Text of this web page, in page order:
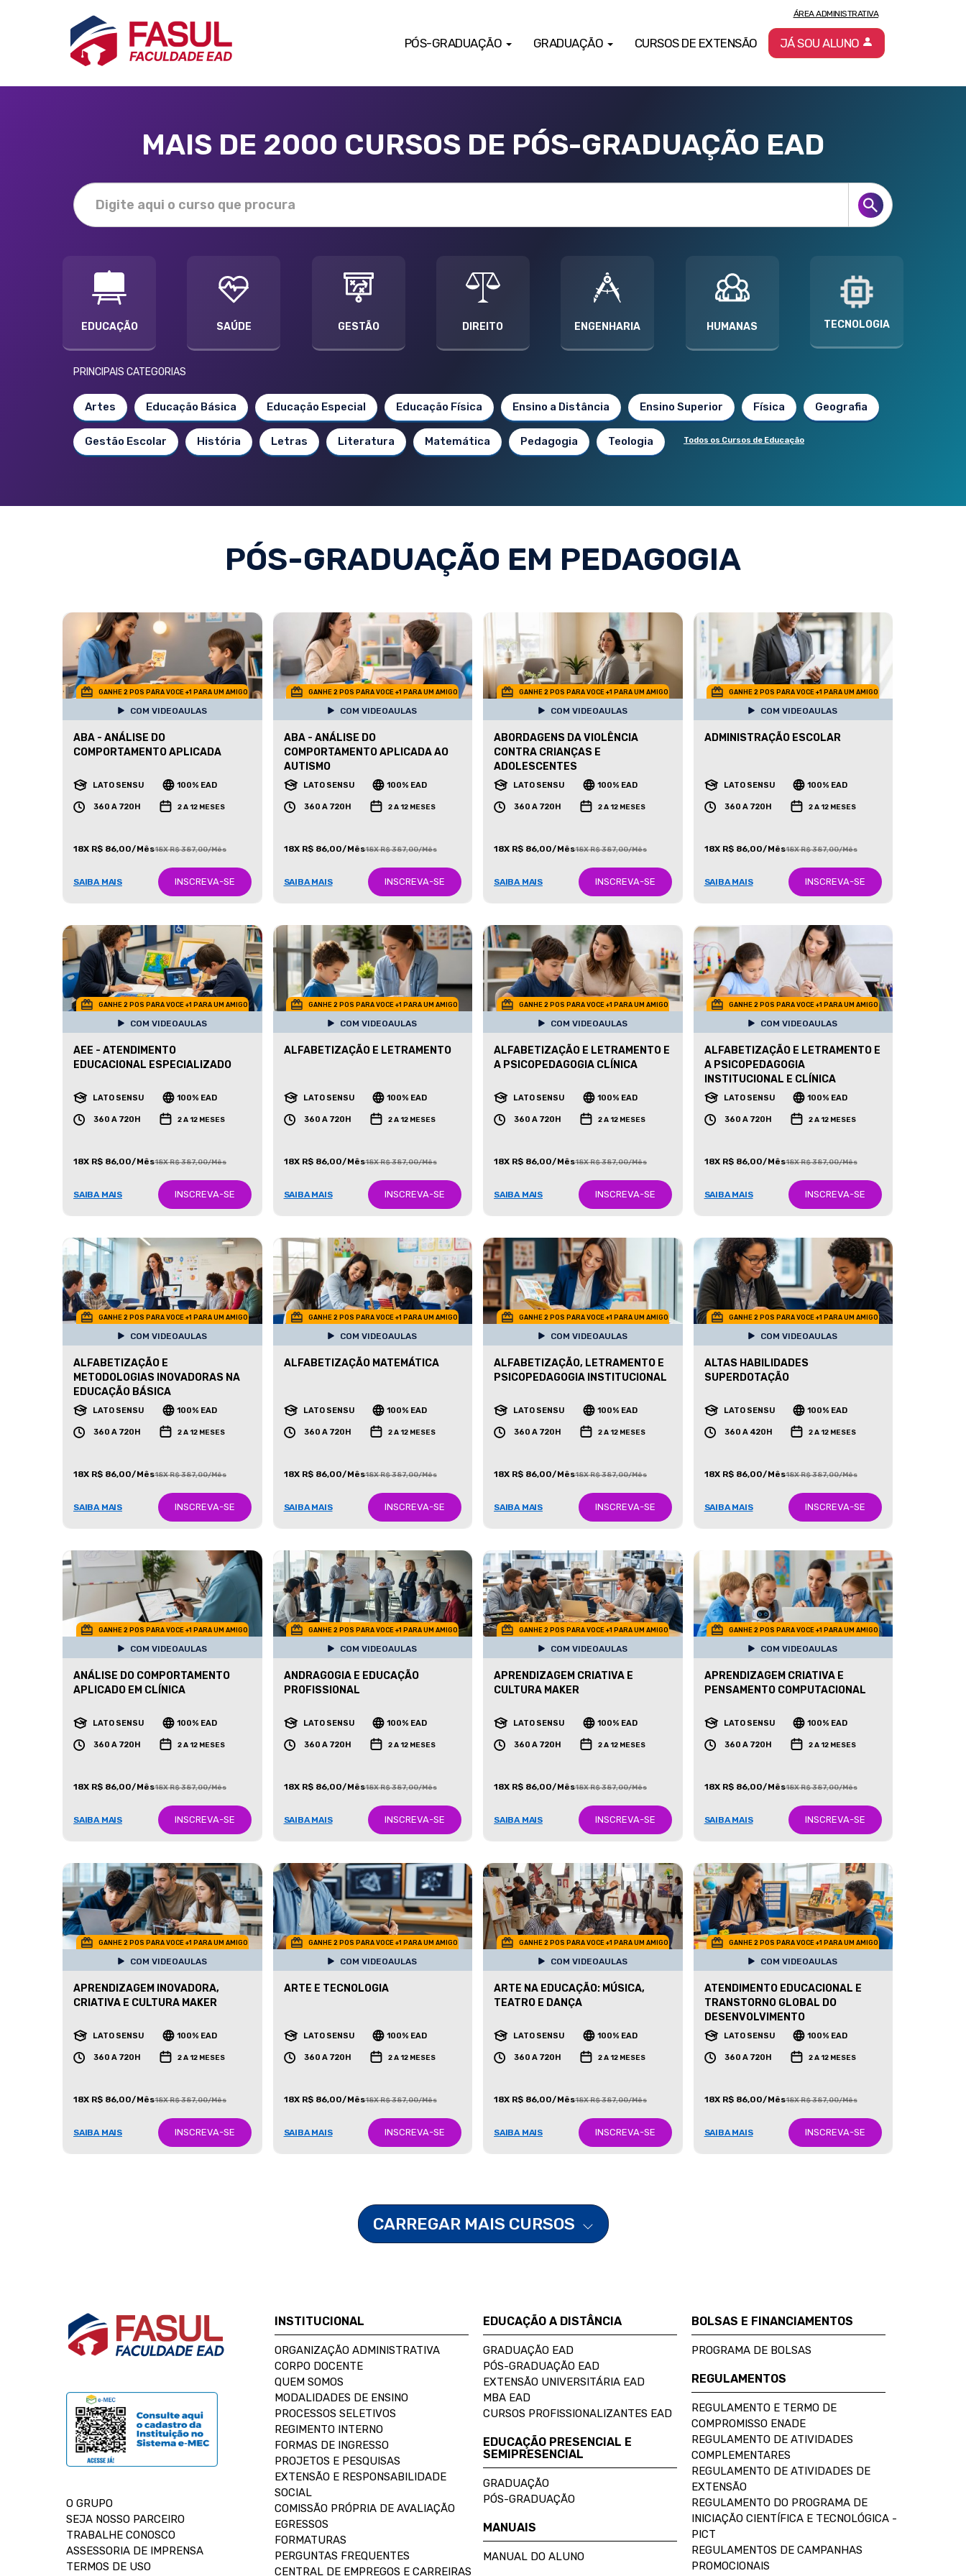
PÓS-GRADUAÇÃO GRADUAÇÃO CURSOS DE EXTENSÃO
ÁREA ADMINISTRATIVA
JÁ SOU ALUNO
MAIS DE 2000 CURSOS DE PÓS-GRADUAÇÃO EAD
EDUCAÇÃO SAÚDE GESTÃO DIREITO ENGENHARIA HUMANAS TECNOLOGIA
PRINCIPAIS CATEGORIAS
Artes Educação Básica Educação Especial Educação Física Ensino a Distância Ensino Superior Física Geografia
Gestão Escolar História Letras Literatura Matemática Pedagogia Teologia Todos os Cursos de Educação
PÓS-GRADUAÇÃO EM PEDAGOGIA
GANHE 2 POS PARA VOCE +1 PARA UM AMIGO
COM VIDEOAULAS
ABA - ANÁLISE DO
COMPORTAMENTO APLICADA
LATO SENSU 100% EAD
360 A 720H 2 A 12 MESES
18X R$ 86,00/Mês18X R$ 387,00/Mês
SAIBA MAIS INSCREVA-SE
GANHE 2 POS PARA VOCE +1 PARA UM AMIGO
COM VIDEOAULAS
ABA - ANÁLISE DO
COMPORTAMENTO APLICADA AO
AUTISMO
LATO SENSU 100% EAD
360 A 720H 2 A 12 MESES
18X R$ 86,00/Mês18X R$ 387,00/Mês
SAIBA MAIS INSCREVA-SE
GANHE 2 POS PARA VOCE +1 PARA UM AMIGO
COM VIDEOAULAS
ABORDAGENS DA VIOLÊNCIA
CONTRA CRIANÇAS E
ADOLESCENTES
LATO SENSU 100% EAD
360 A 720H 2 A 12 MESES
18X R$ 86,00/Mês18X R$ 387,00/Mês
SAIBA MAIS INSCREVA-SE
GANHE 2 POS PARA VOCE +1 PARA UM AMIGO
COM VIDEOAULAS
ADMINISTRAÇÃO ESCOLAR
LATO SENSU 100% EAD
360 A 720H 2 A 12 MESES
18X R$ 86,00/Mês18X R$ 387,00/Mês
SAIBA MAIS INSCREVA-SE
GANHE 2 POS PARA VOCE +1 PARA UM AMIGO
COM VIDEOAULAS
AEE - ATENDIMENTO
EDUCACIONAL ESPECIALIZADO
LATO SENSU 100% EAD
360 A 720H 2 A 12 MESES
18X R$ 86,00/Mês18X R$ 387,00/Mês
SAIBA MAIS INSCREVA-SE
GANHE 2 POS PARA VOCE +1 PARA UM AMIGO
COM VIDEOAULAS
ALFABETIZAÇÃO E LETRAMENTO
LATO SENSU 100% EAD
360 A 720H 2 A 12 MESES
18X R$ 86,00/Mês18X R$ 387,00/Mês
SAIBA MAIS INSCREVA-SE
GANHE 2 POS PARA VOCE +1 PARA UM AMIGO
COM VIDEOAULAS
ALFABETIZAÇÃO E LETRAMENTO E
A PSICOPEDAGOGIA CLÍNICA
LATO SENSU 100% EAD
360 A 720H 2 A 12 MESES
18X R$ 86,00/Mês18X R$ 387,00/Mês
SAIBA MAIS INSCREVA-SE
GANHE 2 POS PARA VOCE +1 PARA UM AMIGO
COM VIDEOAULAS
ALFABETIZAÇÃO E LETRAMENTO E
A PSICOPEDAGOGIA
INSTITUCIONAL E CLÍNICA
LATO SENSU 100% EAD
360 A 720H 2 A 12 MESES
18X R$ 86,00/Mês18X R$ 387,00/Mês
SAIBA MAIS INSCREVA-SE
GANHE 2 POS PARA VOCE +1 PARA UM AMIGO
COM VIDEOAULAS
ALFABETIZAÇÃO E
METODOLOGIAS INOVADORAS NA
EDUCAÇÃO BÁSICA
LATO SENSU 100% EAD
360 A 720H 2 A 12 MESES
18X R$ 86,00/Mês18X R$ 387,00/Mês
SAIBA MAIS INSCREVA-SE
GANHE 2 POS PARA VOCE +1 PARA UM AMIGO
COM VIDEOAULAS
ALFABETIZAÇÃO MATEMÁTICA
LATO SENSU 100% EAD
360 A 720H 2 A 12 MESES
18X R$ 86,00/Mês18X R$ 387,00/Mês
SAIBA MAIS INSCREVA-SE
GANHE 2 POS PARA VOCE +1 PARA UM AMIGO
COM VIDEOAULAS
ALFABETIZAÇÃO, LETRAMENTO E
PSICOPEDAGOGIA INSTITUCIONAL
LATO SENSU 100% EAD
360 A 720H 2 A 12 MESES
18X R$ 86,00/Mês18X R$ 387,00/Mês
SAIBA MAIS INSCREVA-SE
GANHE 2 POS PARA VOCE +1 PARA UM AMIGO
COM VIDEOAULAS
ALTAS HABILIDADES
SUPERDOTAÇÃO
LATO SENSU 100% EAD
360 A 420H 2 A 12 MESES
18X R$ 86,00/Mês18X R$ 387,00/Mês
SAIBA MAIS INSCREVA-SE
GANHE 2 POS PARA VOCE +1 PARA UM AMIGO
COM VIDEOAULAS
ANÁLISE DO COMPORTAMENTO
APLICADO EM CLÍNICA
LATO SENSU 100% EAD
360 A 720H 2 A 12 MESES
18X R$ 86,00/Mês18X R$ 387,00/Mês
SAIBA MAIS INSCREVA-SE
GANHE 2 POS PARA VOCE +1 PARA UM AMIGO
COM VIDEOAULAS
ANDRAGOGIA E EDUCAÇÃO
PROFISSIONAL
LATO SENSU 100% EAD
360 A 720H 2 A 12 MESES
18X R$ 86,00/Mês18X R$ 387,00/Mês
SAIBA MAIS INSCREVA-SE
GANHE 2 POS PARA VOCE +1 PARA UM AMIGO
COM VIDEOAULAS
APRENDIZAGEM CRIATIVA E
CULTURA MAKER
LATO SENSU 100% EAD
360 A 720H 2 A 12 MESES
18X R$ 86,00/Mês18X R$ 387,00/Mês
SAIBA MAIS INSCREVA-SE
GANHE 2 POS PARA VOCE +1 PARA UM AMIGO
COM VIDEOAULAS
APRENDIZAGEM CRIATIVA E
PENSAMENTO COMPUTACIONAL
LATO SENSU 100% EAD
360 A 720H 2 A 12 MESES
18X R$ 86,00/Mês18X R$ 387,00/Mês
SAIBA MAIS INSCREVA-SE
GANHE 2 POS PARA VOCE +1 PARA UM AMIGO
COM VIDEOAULAS
APRENDIZAGEM INOVADORA,
CRIATIVA E CULTURA MAKER
LATO SENSU 100% EAD
360 A 720H 2 A 12 MESES
18X R$ 86,00/Mês18X R$ 387,00/Mês
SAIBA MAIS INSCREVA-SE
GANHE 2 POS PARA VOCE +1 PARA UM AMIGO
COM VIDEOAULAS
ARTE E TECNOLOGIA
LATO SENSU 100% EAD
360 A 720H 2 A 12 MESES
18X R$ 86,00/Mês18X R$ 387,00/Mês
SAIBA MAIS INSCREVA-SE
GANHE 2 POS PARA VOCE +1 PARA UM AMIGO
COM VIDEOAULAS
ARTE NA EDUCAÇÃO: MÚSICA,
TEATRO E DANÇA
LATO SENSU 100% EAD
360 A 720H 2 A 12 MESES
18X R$ 86,00/Mês18X R$ 387,00/Mês
SAIBA MAIS INSCREVA-SE
GANHE 2 POS PARA VOCE +1 PARA UM AMIGO
COM VIDEOAULAS
ATENDIMENTO EDUCACIONAL E
TRANSTORNO GLOBAL DO
DESENVOLVIMENTO
LATO SENSU 100% EAD
360 A 720H 2 A 12 MESES
18X R$ 86,00/Mês18X R$ 387,00/Mês
SAIBA MAIS INSCREVA-SE
CARREGAR MAIS CURSOS
O GRUPO
SEJA NOSSO PARCEIRO
TRABALHE CONOSCO
ASSESSORIA DE IMPRENSA
TERMOS DE USO
INSTITUCIONAL
ORGANIZAÇÃO ADMINISTRATIVA
CORPO DOCENTE
QUEM SOMOS
MODALIDADES DE ENSINO
PROCESSOS SELETIVOS
REGIMENTO INTERNO
FORMAS DE INGRESSO
PROJETOS E PESQUISAS
EXTENSÃO E RESPONSABILIDADE
SOCIAL
COMISSÃO PRÓPRIA DE AVALIAÇÃO
EGRESSOS
FORMATURAS
PERGUNTAS FREQUENTES
CENTRAL DE EMPREGOS E CARREIRAS
EDUCAÇÃO A DISTÂNCIA
GRADUAÇÃO EAD
PÓS-GRADUAÇÃO EAD
EXTENSÃO UNIVERSITÁRIA EAD
MBA EAD
CURSOS PROFISSIONALIZANTES EAD
EDUCAÇÃO PRESENCIAL E
SEMIPRESENCIAL
GRADUAÇÃO
PÓS-GRADUAÇÃO
MANUAIS
MANUAL DO ALUNO
BOLSAS E FINANCIAMENTOS
PROGRAMA DE BOLSAS
REGULAMENTOS
REGULAMENTO E TERMO DE
COMPROMISSO ENADE
REGULAMENTO DE ATIVIDADES
COMPLEMENTARES
REGULAMENTO DE ATIVIDADES DE
EXTENSÃO
REGULAMENTO DO PROGRAMA DE
INICIAÇÃO CIENTÍFICA E TECNOLÓGICA -
PICT
REGULAMENTOS DE CAMPANHAS
PROMOCIONAIS